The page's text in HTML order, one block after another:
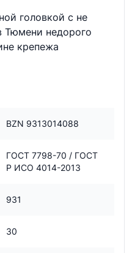
головкой с не
Тюмени недорого
крепежа
BZN 9313014088
ГОСТ 7798-70 / ГОСТ
Р ИСО 4014-2013
931
30